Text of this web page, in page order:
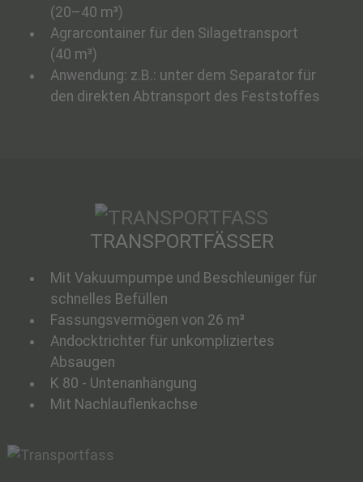
(20–40 m³)
Agrarcontainer für den Silagetransport
(40 m³)
Anwendung: z.B.: unter dem Separator für
den direkten Abtransport des Feststoffes
TRANSPORTFÄSSER
Mit Vakuumpumpe und Beschleuniger für
schnelles Befüllen
Fassungsvermögen von 26 m³
Andocktrichter für unkompliziertes
Absaugen
K 80 - Untenanhängung
Mit Nachlauflenkachse